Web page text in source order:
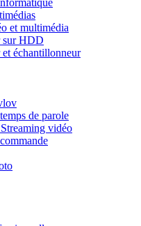
et multimédia
sur HDD
échantillonneur
de parole
vidéo